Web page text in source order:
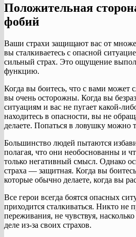
Положительная
фобий
Ваши страхи защищают вас от
вы сталкиваетесь с опасной
сильный страх. Это ощущение
функцию.
Когда вы боитесь, что с вами может
вы очень осторожны. Когда вы
ситуациям и вас не пугает какой-
находитесь в опасности, вы не
делаете. Попаться в ловушку можно
Большинство людей пытаются
полагая, что они необоснованны и
только негативный смысл. Однако
страха — защитная. Когда вы
которые обычно делаете, когда вы
Все герои всегда боятся опасных
приходится сталкиваться. Никто не
переживания, не чувствуя,
деле из-за своих страхов.